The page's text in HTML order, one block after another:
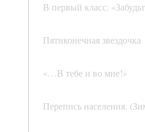
В первый класс:
Пятиконечная звездочка
«…В тебе и во мне!»
Перепись населения.